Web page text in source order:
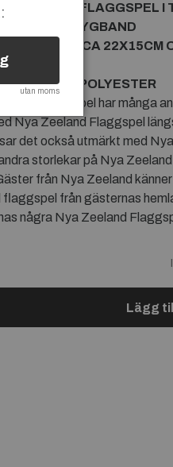
ZEELAND FLAGGSPEL I
PÅ TYGBAND
FLAGGA ÄR CA
ÄR AV POLYESTER
på Flaggspel har många
Nya Zeeland Flaggspel
det också utmärkt med
storlekar på Nya
från Nya Zeeland
från gästernas
några Nya Zeeland
Lägg
utan moms